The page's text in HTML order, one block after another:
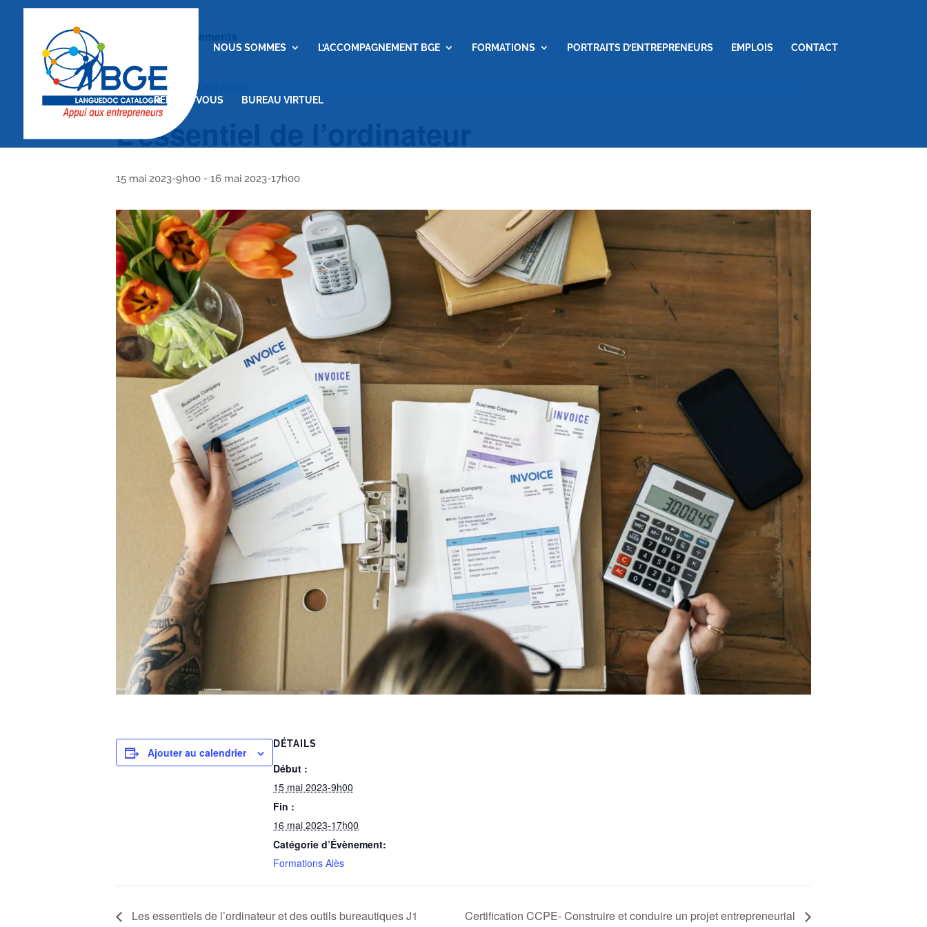
NOUS SOMMES L’ACCOMPAGNEMENT BGE FORMATIONS PORTRAITS D’ENTREPRENEURS EMPLOIS CONTACT
RENDEZ-VOUS BUREAU VIRTUEL
Cet évènement est passé.
L’essentiel de l’ordinateur
15 mai 2023-9h00 - 16 mai 2023-17h00
Ajouter au calendrier
DÉTAILS
Début :
15 mai 2023-9h00
Fin :
16 mai 2023-17h00
Catégorie d’Évènement:
Formations Alès
Les essentiels de l’ordinateur et des outils bureautiques J1 Certification CCPE- Construire et conduire un projet entrepreneurial